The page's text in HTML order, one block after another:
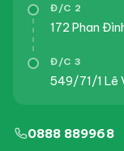
Đ/C 2
172 Phan
Đ/C 3
549/71/1 Lê
0888 889968